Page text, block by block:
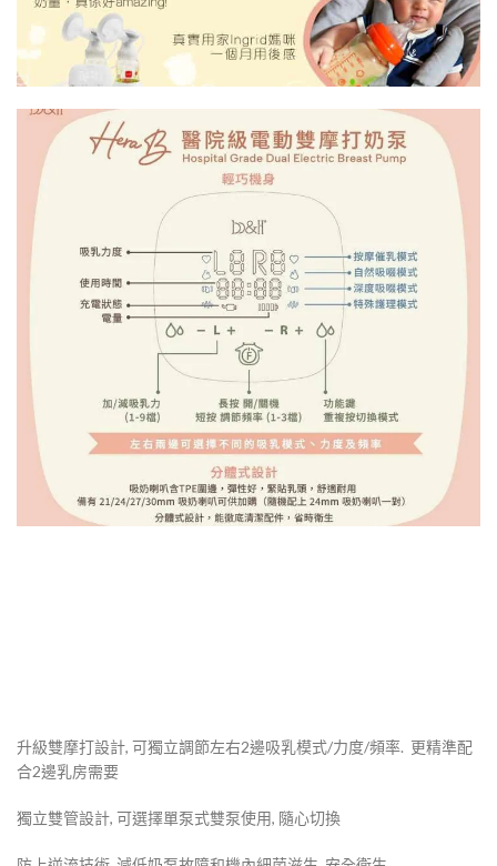
升級雙摩打設計, 可獨立調節左右2邊吸乳模式/力度/頻率. 更精準配
合2邊乳房需要
獨立雙管設計, 可選擇單泵式雙泵使用, 隨心切換